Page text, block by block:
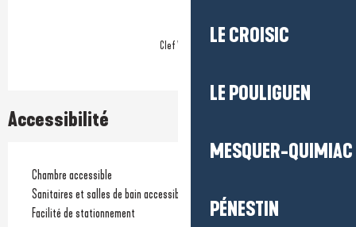
LE CROISIC
LE POULIGUEN
MESQUER-QUIMIAC
PÉNESTIN
Clef Verte
Accessibilité
Chambre accessible
Sanitaires et salles de bain accessibles
Facilité de stationnement